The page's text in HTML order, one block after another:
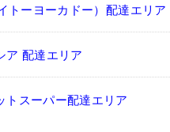
トーヨーカドー）配達エリア
ア 配達エリア
トスーパー配達エリア